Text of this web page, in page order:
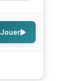
Jouer